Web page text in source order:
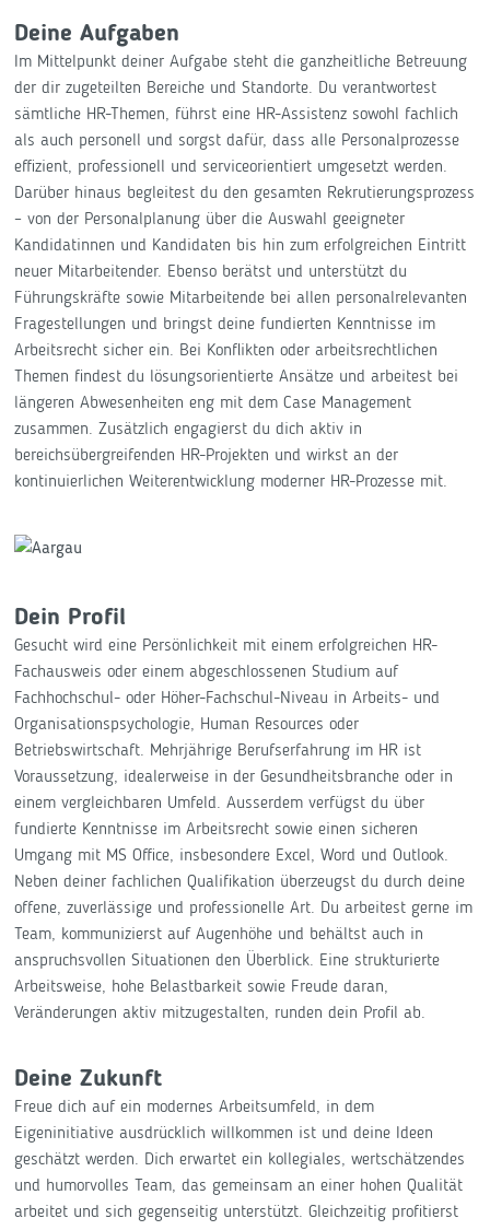
Deine Aufgaben
Im Mittelpunkt deiner Aufgabe steht die ganzheitliche Betreuung
der dir zugeteilten Bereiche und Standorte. Du verantwortest
sämtliche HR-Themen, führst eine HR-Assistenz sowohl fachlich
als auch personell und sorgst dafür, dass alle Personalprozesse
effizient, professionell und serviceorientiert umgesetzt werden.
Darüber hinaus begleitest du den gesamten Rekrutierungsprozess
– von der Personalplanung über die Auswahl geeigneter
Kandidatinnen und Kandidaten bis hin zum erfolgreichen Eintritt
neuer Mitarbeitender. Ebenso berätst und unterstützt du
Führungskräfte sowie Mitarbeitende bei allen personalrelevanten
Fragestellungen und bringst deine fundierten Kenntnisse im
Arbeitsrecht sicher ein. Bei Konflikten oder arbeitsrechtlichen
Themen findest du lösungsorientierte Ansätze und arbeitest bei
längeren Abwesenheiten eng mit dem Case Management
zusammen. Zusätzlich engagierst du dich aktiv in
bereichsübergreifenden HR-Projekten und wirkst an der
kontinuierlichen Weiterentwicklung moderner HR-Prozesse mit.
Dein Profil
Gesucht wird eine Persönlichkeit mit einem erfolgreichen HR-
Fachausweis oder einem abgeschlossenen Studium auf
Fachhochschul- oder Höher-Fachschul-Niveau in Arbeits- und
Organisationspsychologie, Human Resources oder
Betriebswirtschaft. Mehrjährige Berufserfahrung im HR ist
Voraussetzung, idealerweise in der Gesundheitsbranche oder in
einem vergleichbaren Umfeld. Ausserdem verfügst du über
fundierte Kenntnisse im Arbeitsrecht sowie einen sicheren
Umgang mit MS Office, insbesondere Excel, Word und Outlook.
Neben deiner fachlichen Qualifikation überzeugst du durch deine
offene, zuverlässige und professionelle Art. Du arbeitest gerne im
Team, kommunizierst auf Augenhöhe und behältst auch in
anspruchsvollen Situationen den Überblick. Eine strukturierte
Arbeitsweise, hohe Belastbarkeit sowie Freude daran,
Veränderungen aktiv mitzugestalten, runden dein Profil ab.
Deine Zukunft
Freue dich auf ein modernes Arbeitsumfeld, in dem
Eigeninitiative ausdrücklich willkommen ist und deine Ideen
geschätzt werden. Dich erwartet ein kollegiales, wertschätzendes
und humorvolles Team, das gemeinsam an einer hohen Qualität
arbeitet und sich gegenseitig unterstützt. Gleichzeitig profitierst